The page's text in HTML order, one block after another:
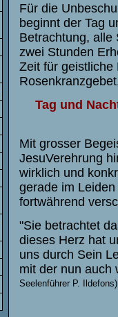
Für die
beginnt der Tag
Betrachtung, alle
zwei Stunden
Zeit für geistliche
Tag und
Mit grosser
Jesu­Verehrung
wirklich und
gerade im
fortwährend
"Sie betrachtet
dieses Herz hat
uns durch Sein
mit der nun auch
Seelenführer P. Ildefons)